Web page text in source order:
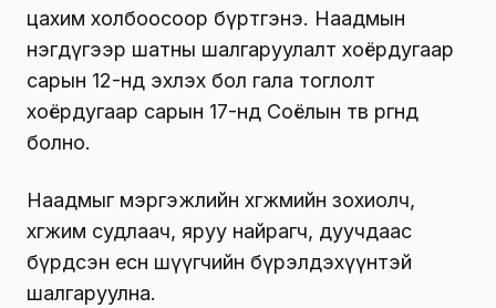
цахим холбоосоор бүртгэнэ. Наадмын
нэгдүгээр шатны шалгаруулалт хоёрдугаар
сарын 12-нд эхлэх бол гала тоглолт
хоёрдугаар сарын 17-нд Соёлын төв өргөөнд
болно.
Наадмыг мэргэжлийн хөгжмийн зохиолч,
хөгжим судлаач, яруу найрагч, дуучдаас
бүрдсэн есөн шүүгчийн бүрэлдэхүүнтэй
шалгаруулна.